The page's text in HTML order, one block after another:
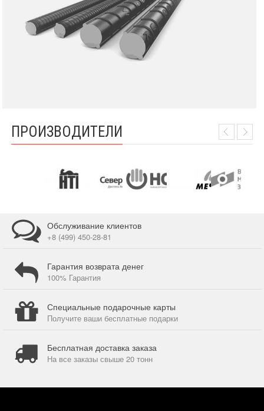
ПРОИЗВОДИТЕЛИ
Обслуживание клиентов
+8 (499) 450-28-81
Гарантия возврата денег
100% Гарантия
Специальные подарочные карты
Получите ваши бесплатные подарки
Бесплатная доставка заказа
На все заказы свыше 20 тонн